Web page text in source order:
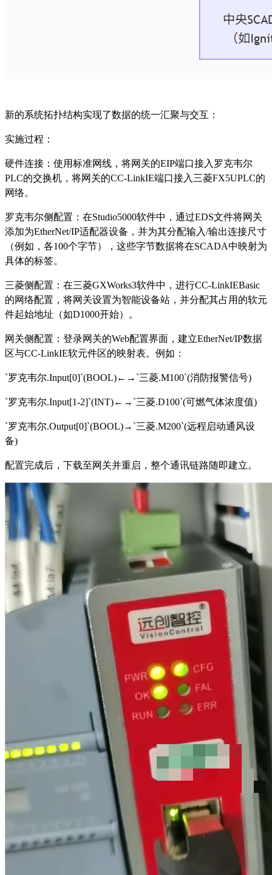
新的系统拓扑结构实现了数据的统一汇聚与交互：
实施过程：
硬件连接：使用标准网线，将网关的EIP端口接入罗克韦尔
PLC的交换机，将网关的CC-LinkIE端口接入三菱FX5UPLC的
网络。
罗克韦尔侧配置：在Studio5000软件中，通过EDS文件将网关
添加为EtherNet/IP适配器设备，并为其分配输入/输出连接尺寸
（例如，各100个字节），这些字节数据将在SCADA中映射为
具体的标签。
三菱侧配置：在三菱GXWorks3软件中，进行CC-LinkIEBasic
的网络配置，将网关设置为智能设备站，并分配其占用的软元
件起始地址（如D1000开始）。
网关侧配置：登录网关的Web配置界面，建立EtherNet/IP数据
区与CC-LinkIE软元件区的映射表。例如：
`罗克韦尔.Input[0]`(BOOL)←→`三菱.M100`(消防报警信号)
`罗克韦尔.Input[1-2]`(INT)←→`三菱.D100`(可燃气体浓度值)
`罗克韦尔.Output[0]`(BOOL)→`三菱.M200`(远程启动通风设
备)
配置完成后，下载至网关并重启，整个通讯链路随即建立。